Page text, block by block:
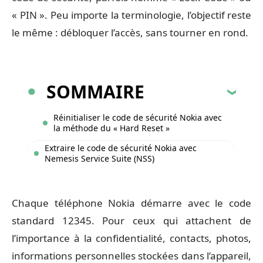
« PIN ». Peu importe la terminologie, l’objectif reste
le même : débloquer l’accès, sans tourner en rond.
SOMMAIRE
Réinitialiser le code de sécurité Nokia avec
la méthode du « Hard Reset »
Extraire le code de sécurité Nokia avec
Nemesis Service Suite (NSS)
Chaque téléphone Nokia démarre avec le code
standard 12345. Pour ceux qui attachent de
l’importance à la confidentialité, contacts, photos,
informations personnelles stockées dans l’appareil,